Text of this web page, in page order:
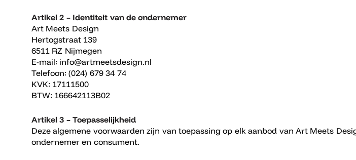
Artikel 2 – Identiteit van de ondernemer
Art Meets Design
Hertogstraat 139
6511 RZ Nijmegen
E-mail: info@artmeetsdesign.nl
Telefoon: (024) 679 34 74
KVK: 17111500
BTW: 166642113B02
Artikel 3 – Toepasselijkheid
Deze algemene voorwaarden zijn van toepassing op elk aanbod van Art Meets
ondernemer en consument.